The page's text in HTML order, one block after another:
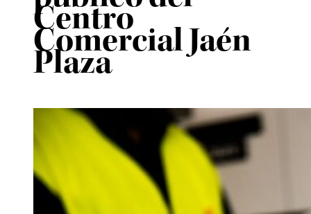
Centro
Comercial Jaén
Plaza